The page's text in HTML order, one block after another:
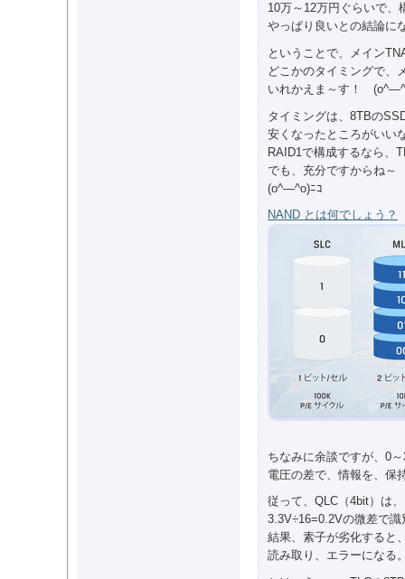
10万～12万円ぐらいで、
やっぱり良いとの結論に
ということで、メイン
どこかのタイミングで、
いれかえま～す！
タイミングは、8TBの
安くなったところがいい
RAID1で構成するなら、
でも、充分ですからね～
(o^―^o)ﾆｺ
NAND とは何でしょう？
ちなみに余談ですが、0
電圧の差で、情報を、保
従って、QLC（4bit）は
3.3V÷16=0.2Vの微差で
結果、素子が劣化すると
読み取り、エラーにな